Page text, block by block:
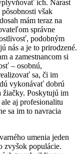
ich. Nárast
však
mám teraz na
správne
podobným
nás a je to prirodzené.
a zamestnancom si
– osobnú,
sa, či im
vykonávať dobrú
žiačky. Poskytujú im
aj profesionalitu
sa im to navracia
umenia jeden
zvyšok populácie.